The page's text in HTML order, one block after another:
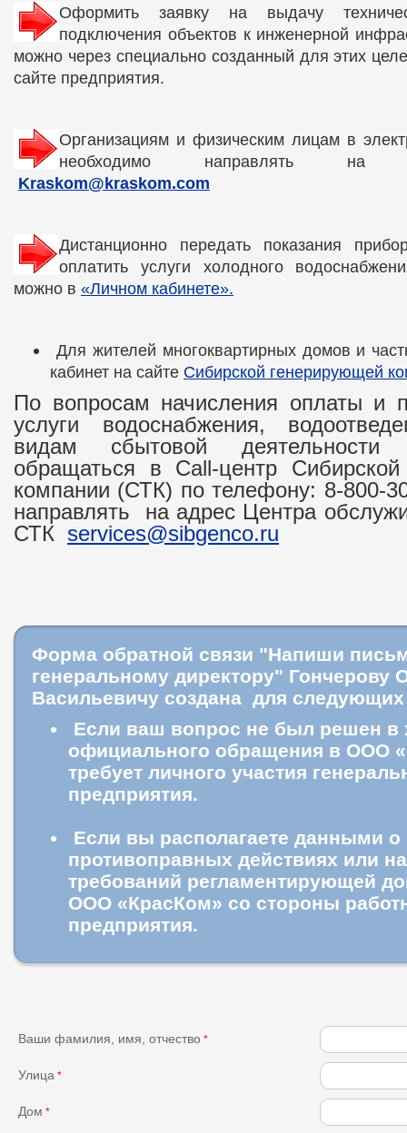
Оформить заявку на выдачу
подключения объектов к инженерной
можно через специально созданный для этих
сайте предприятия.
Организациям и физическим лицам в
необходимо направлять на
Kraskom@kraskom.com
Дистанционно передать показания
оплатить услуги холодного
можно в «Личном кабинете».
Для жителей многоквартирных домов и
кабинет на сайте Сибирской генерирующей
По вопросам начисления оплаты и
услуги водоснабжения,
видам сбытовой
обращаться в Call-центр Сибирской
компании (СТК) по телефону: 8-800-
направлять на адрес Центра
СТК services@sibgenco.ru
Форма обратной связи "Напиши
генеральному директору" Гончерову
Васильевичу создана для
Если ваш вопрос не был решен в
официального обращения в ООО
требует личного участия
предприятия.
Если вы располагаете данными о
противоправных действиях или
требований регламентирующей
ООО «КрасКом» со стороны
предприятия.
Ваши фамилия, имя, отчество *
Улица *
Дом *